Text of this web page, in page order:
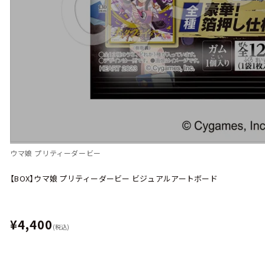
ウマ娘 プリティーダービー
【BOX】ウマ娘 プリティーダービー ビジュアルアートボード
¥4,400 (税込)